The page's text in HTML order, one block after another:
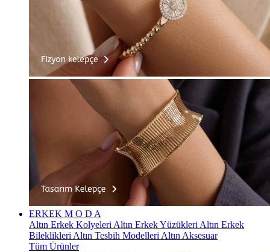
ERKEK M O D A
Altın Erkek Kolyeleri Altın Erkek Yüzükleri Altın Erkek
Bileklikleri Altın Tesbih Modelleri Altın Aksesuar
Tüm Ürünler